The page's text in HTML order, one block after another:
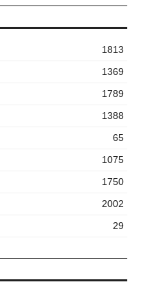
1813
1369
1789
1388
65
1075
1750
2002
29